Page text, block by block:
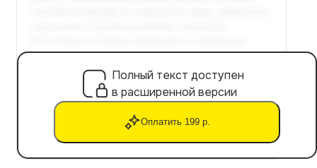
Полный текст доступен
в расширенной версии
Оплатить 199 р.